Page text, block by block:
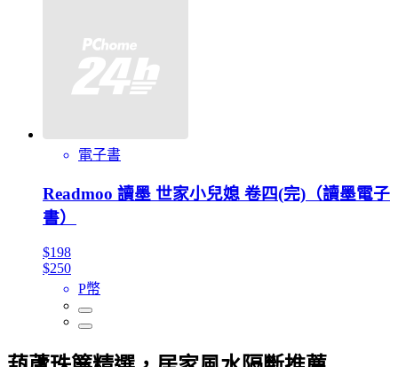
電子書
Readmoo 讀墨 世家小兒媳 卷四(完)（讀墨電子
書）
$198
$250
P幣